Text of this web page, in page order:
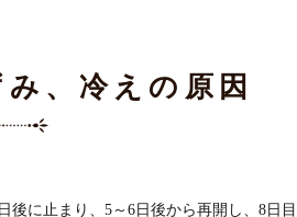
、冷えの原因
後に止まり、5～6日後から再開し、8日目